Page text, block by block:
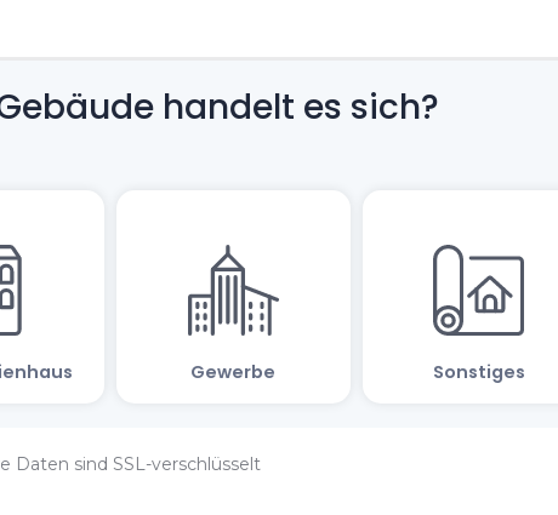
Daten sind SSL-verschlüsselt